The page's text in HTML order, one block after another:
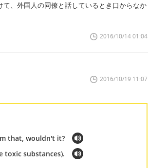
、外国人の同僚と話しているとき口からなか
2016/10/14 01:04
2016/10/19 11:07
that, wouldn't it?
toxic substances).